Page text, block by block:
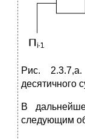
Рис. 2.3.7,а.
десятичного
В
следующим